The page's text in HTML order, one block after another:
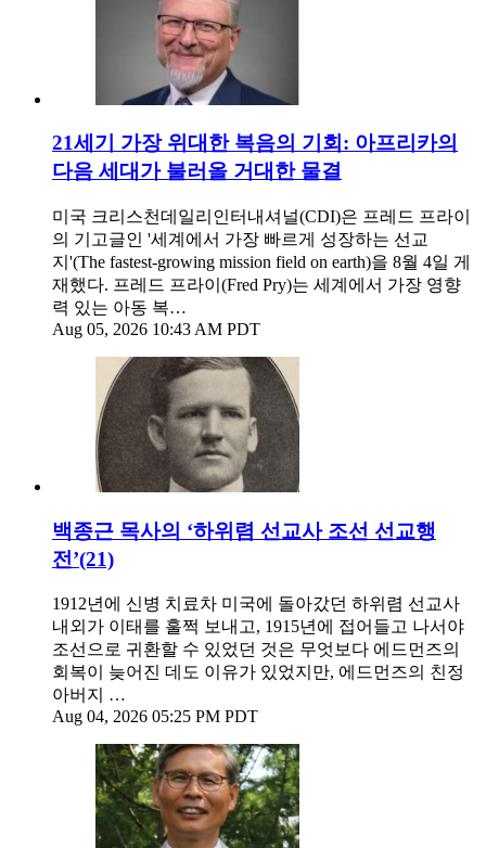
21세기 가장 위대한 복음의 기회: 아프리카의
다음 세대가 불러올 거대한 물결
미국 크리스천데일리인터내셔널(CDI)은 프레드 프라이
의 기고글인 '세계에서 가장 빠르게 성장하는 선교
지'(The fastest-growing mission field on earth)을 8월 4일 게
재했다. 프레드 프라이(Fred Pry)는 세계에서 가장 영향
력 있는 아동 복…
Aug 05, 2026 10:43 AM PDT
백종근 목사의 ‘하위렴 선교사 조선 선교행
전’(21)
1912년에 신병 치료차 미국에 돌아갔던 하위렴 선교사
내외가 이태를 훌쩍 보내고, 1915년에 접어들고 나서야
조선으로 귀환할 수 있었던 것은 무엇보다 에드먼즈의
회복이 늦어진 데도 이유가 있었지만, 에드먼즈의 친정
아버지 …
Aug 04, 2026 05:25 PM PDT